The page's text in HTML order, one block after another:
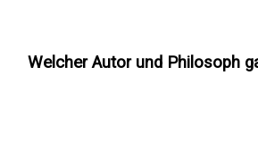
Welcher Autor und Philosoph